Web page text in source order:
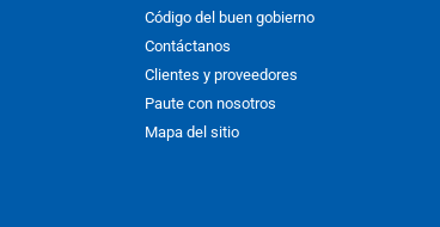
Código del buen gobierno
Contáctanos
Clientes y proveedores
Paute con nosotros
Mapa del sitio